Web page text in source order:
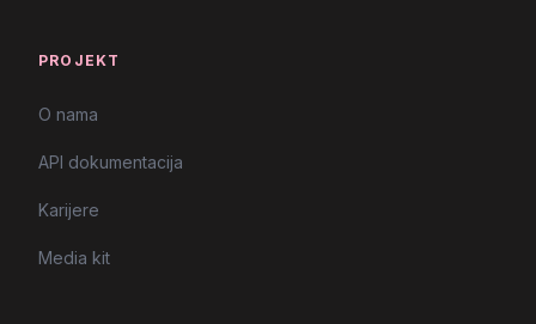
PROJEKT
O nama
API dokumentacija
Karijere
Media kit